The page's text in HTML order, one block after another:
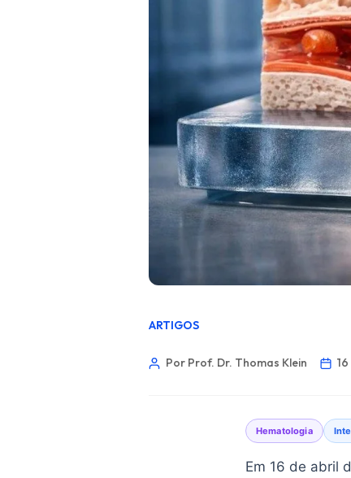
ARTIGOS
Por Prof. Dr. Thomas Klein
Hematologia
Em 16 de abril